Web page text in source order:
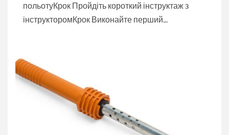
польотуКрок Пройдіть короткий інструктаж з
інструкторомКрок Виконайте перший...